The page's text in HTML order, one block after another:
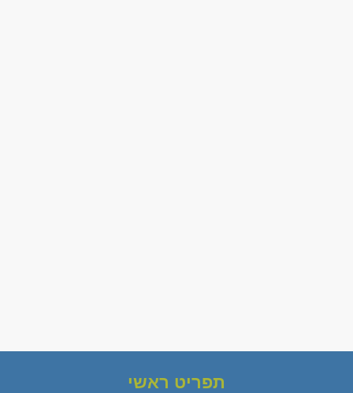
תפריט ראשי